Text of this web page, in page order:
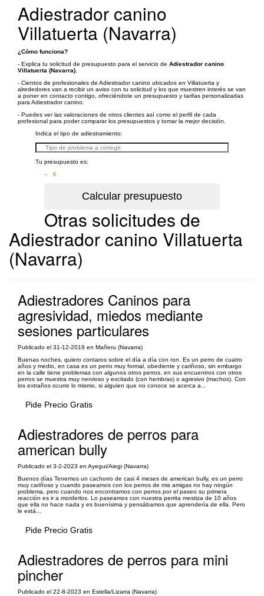
Adiestrador canino
Villatuerta (Navarra)
¿Cómo funciona?
- Explica tu solicitud de presupuesto para el servicio de Adiestrador canino
Villatuerta (Navarra)
- Cientos de profesionales de Adiestrador canino ubicados en Villatuerta y
alrededores van a recibir un aviso con tu solicitud y los que muestren interés se van
a poner en contacto contigo, ofreciéndote un presupuesto y tarifas personalizadas
para Adiestrador canino.
- Puedes ver las valoraciones de otros clientes así como el perfil de cada
profesional para poder comparar los presupuestos y tomar la mejor decisión.
Indica el tipo de adiestramiento:
Tu presupuesto es:
– €
Otras solicitudes de
Adiestrador canino Villatuerta
(Navarra)
Adiestradores Caninos para
agresividad, miedos mediante
sesiones particulares
Publicado el 31-12-2019 en Mañeru (Navarra)
Buenas noches, quiero contaros sobre el día a día con ron. Es un perro de cuatro
años y medio, en casa es un perro muy formal, obediente y cariñoso, sin embargo
en la calle tiene problemas con algunos otros perros, en sus encuentros con otros
perros se muestra muy nervioso y excitado (con hembras) o agresivo (machos). Con
los extraños ocurre lo mismo, si alguien que no conoce se acerca a...
Pide Precio Gratis
Adiestradores de perros para
american bully
Publicado el 3-2-2023 en Ayegui/Aiegi (Navarra)
Buenos días Tenemos un cachorro de casi 4 meses de american bully, es un perro
muy cariñoso y cuando paseamos con los perros de mis amigas no hay ningún
problema, pero cuando nos encontramos con perros por el paseo su primera
reacción es ir a morderlos. Lo paseamos con nuestra perrita mestiza de 10 años
que ella no hace nada y es buenísima y pensábamos que aprendería de ella. Pero
le está...
Pide Precio Gratis
Adiestradores de perros para mini
pincher
Publicado el 22-8-2023 en Estella/Lizarra (Navarra)